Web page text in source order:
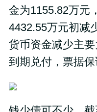
金为1155.82万元
4432.55万元初减
货币资金减少主
到期兑付，票据保